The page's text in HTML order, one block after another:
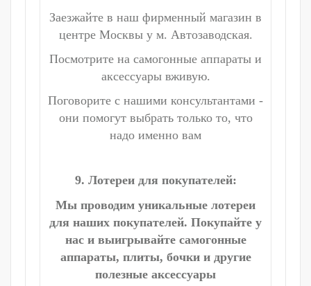
Заезжайте в наш фирменный магазин в
центре Москвы у м. Автозаводская.
Посмотрите на самогонные аппараты и
аксессуары вживую.
Поговорите с нашими консультантами -
они помогут выбрать только то, что
надо именно вам
9. Лотереи для покупателей:
Мы проводим уникальные лотереи
для наших покупателей. Покупайте у
нас и выигрывайте самогонные
аппараты, плиты, бочки и другие
полезные аксессуары